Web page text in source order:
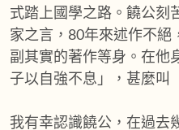
式踏上國學之路。饒公刻
家之言，80年來述作不絕
副其實的著作等身。在他
子以自強不息」，甚麼叫
我有幸認識饒公，在過去